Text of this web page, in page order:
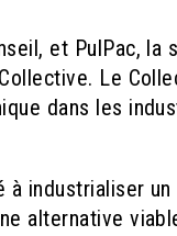
et PulPac,
Le
dans les
industrialiser
alternative